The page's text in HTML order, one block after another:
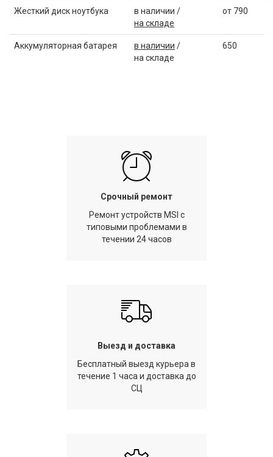
Жесткий диск ноутбука
в наличии /
на складе
от 790
Аккумуляторная батарея в наличии /
на складе
650
Срочный ремонт
Ремонт устройств MSI с
типовыми проблемами в
течении 24 часов
Выезд и доставка
Бесплатный выезд курьера в
течение 1 часа и доставка до
СЦ